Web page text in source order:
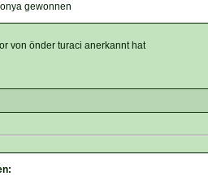
gewonnen
von önder turaci anerkannt hat